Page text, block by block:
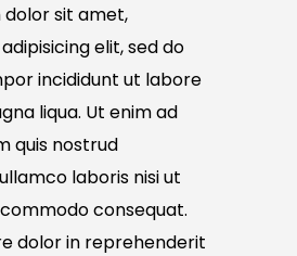
dolor sit amet,
elit, sed do
incididunt ut labore
liqua. Ut enim ad
quis nostrud
laboris nisi ut
consequat.
dolor in reprehenderit